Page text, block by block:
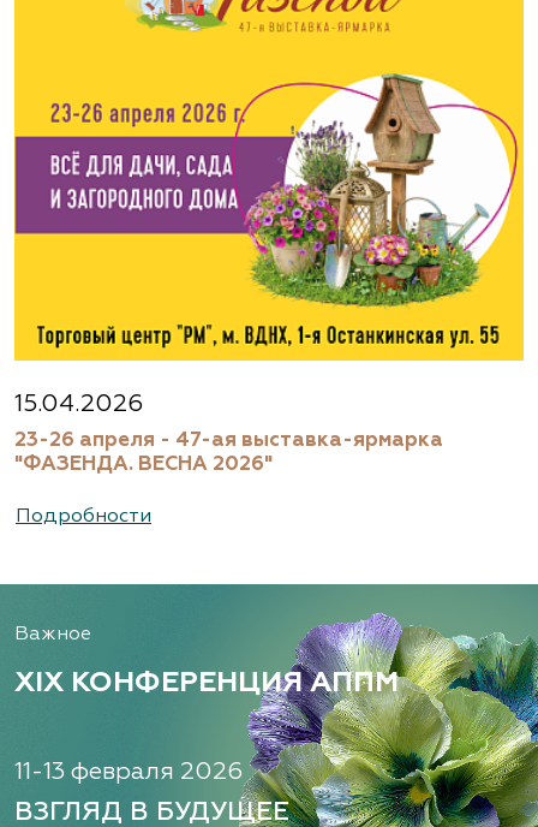
15.04.2026
23-26 апреля - 47-ая выставка-ярмарка
"ФАЗЕНДА. ВЕСНА 2026"
Подробности
Важное
XIX КОНФЕРЕНЦИЯ АППМ
11-13 февраля 2026
ВЗГЛЯД В БУДУЩЕЕ